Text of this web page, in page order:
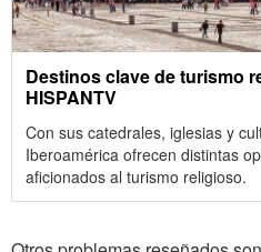
Destinos clave de turismo
HISPANTV
Con sus catedrales, iglesias y
Iberoamérica ofrecen ‎distintas
aficionados al turismo religioso.‎